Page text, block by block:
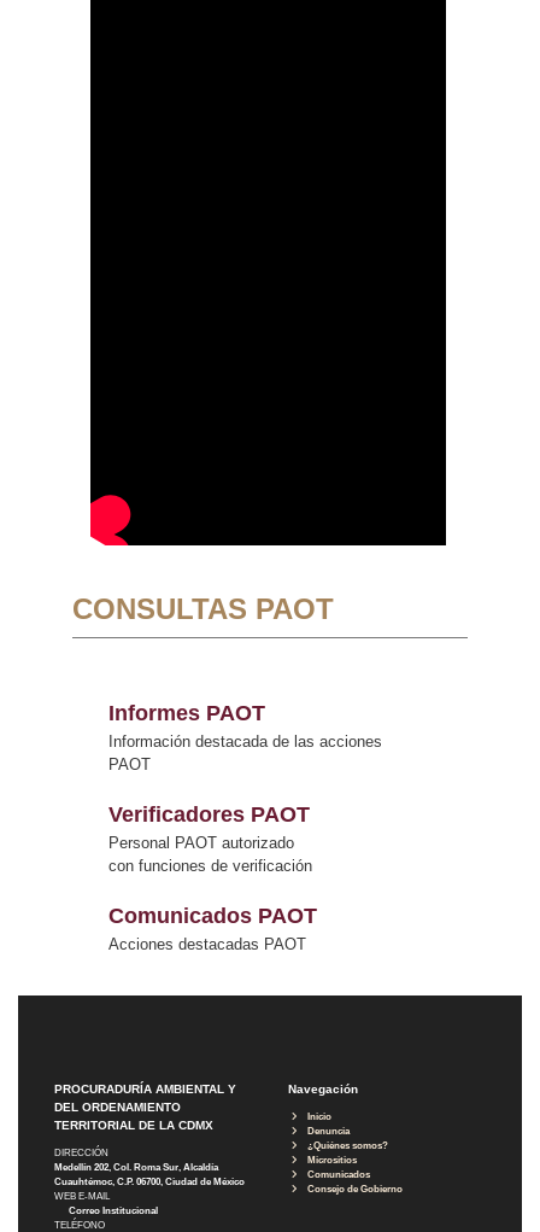
CONSULTAS PAOT
Informes PAOT
Información destacada de las acciones
PAOT
Verificadores PAOT
Personal PAOT autorizado
con funciones de verificación
Comunicados PAOT
Acciones destacadas PAOT
PROCURADURÍA AMBIENTAL Y
DEL ORDENAMIENTO
TERRITORIAL DE LA CDMX
DIRECCIÓN
Medellín 202, Col. Roma Sur, Alcaldía
Cuauhtémoc, C.P. 06700, Ciudad de México
WEB E-MAIL
Correo Institucional
TELÉFONO
Navegación
Inicio
Denuncia
¿Quiénes somos?
Micrositios
Comunicados
Consejo de Gobierno